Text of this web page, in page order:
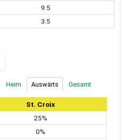
9.5
3.5
Heim Auswärts Gesamt
St. Croix
25%
0%